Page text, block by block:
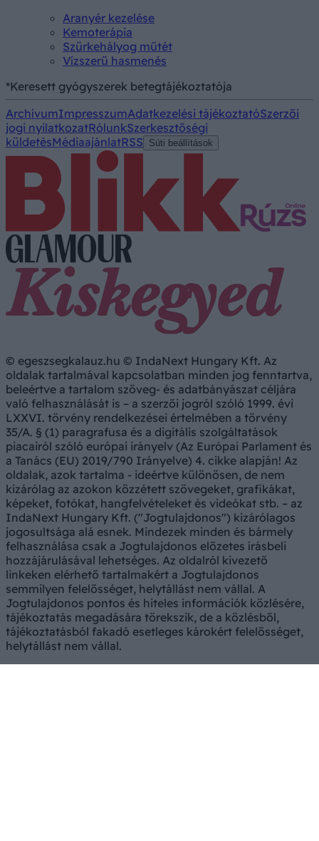
Aranyér kezelése
Kemoterápia
Szürkehályog műtét
Vízszerű hasmenés
*Keresett gyógyszerek betegtájékoztatója
ArchívumImpresszumAdatkezelési tájékoztatóSzerzői
jogi nyilatkozatRólunkSzerkesztőségi
küldetésMédiaajánlatRSS Süti beállítások
© egeszsegkalauz.hu © IndaNext Hungary Kft. Az
oldalak tartalmával kapcsolatban minden jog fenntartva,
beleértve a tartalom szöveg- és adatbányászat céljára
való felhasználását is – a szerzői jogról szóló 1999. évi
LXXVI. törvény rendelkezései értelmében a törvény
35/A. § (1) paragrafusa és a digitális szolgáltatások
piacairól szóló európai irányelv (Az Európai Parlament és
a Tanács (EU) 2019/790 Irányelve) 4. cikke alapján! Az
oldalak, azok tartalma - ideértve különösen, de nem
kizárólag az azokon közzétett szövegeket, grafikákat,
képeket, fotókat, hangfelvételeket és videókat stb. – az
IndaNext Hungary Kft. ("Jogtulajdonos") kizárólagos
jogosultsága alá esnek. Mindezek minden és bármely
felhasználása csak a Jogtulajdonos előzetes írásbeli
hozzájárulásával lehetséges. Az oldalról kivezető
linkeken elérhető tartalmakért a Jogtulajdonos
semmilyen felelősséget, helytállást nem vállal. A
Jogtulajdonos pontos és hiteles információk közlésére,
tájékoztatás megadására törekszik, de a közlésből,
tájékoztatásból fakadó esetleges károkért felelősséget,
helytállást nem vállal.